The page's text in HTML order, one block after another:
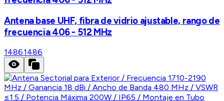
Antena base UHF, fibra de vidrio ajustable, rango de
frecuencia 406 - 512 MHz
14861486